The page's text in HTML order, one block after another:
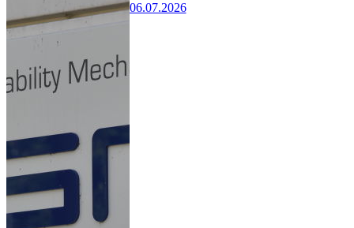
06.07.2026